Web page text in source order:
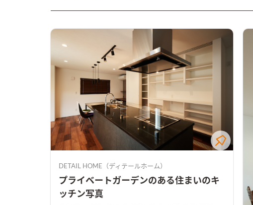
DETAIL HOME（ディテールホーム）
プライベートガーデンのある住まいのキ
ッチン写真